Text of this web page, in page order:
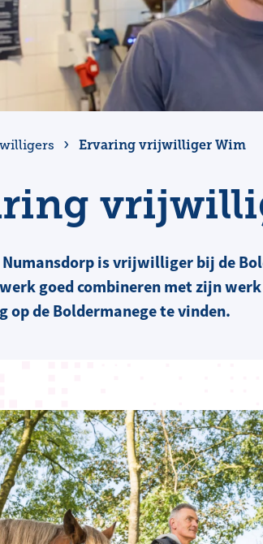
Ervaring vrijwilliger Wim
is vrijwilliger bij de
goed combineren met zijn
op de Boldermanege te vinden.